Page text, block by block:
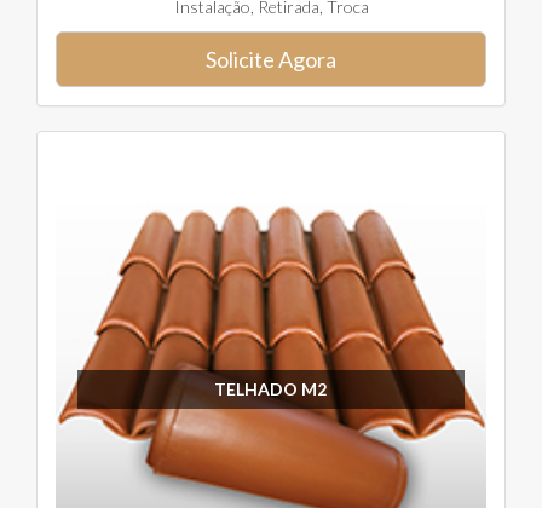
Instalação, Retirada, Troca
Solicite Agora
TELHADO M2